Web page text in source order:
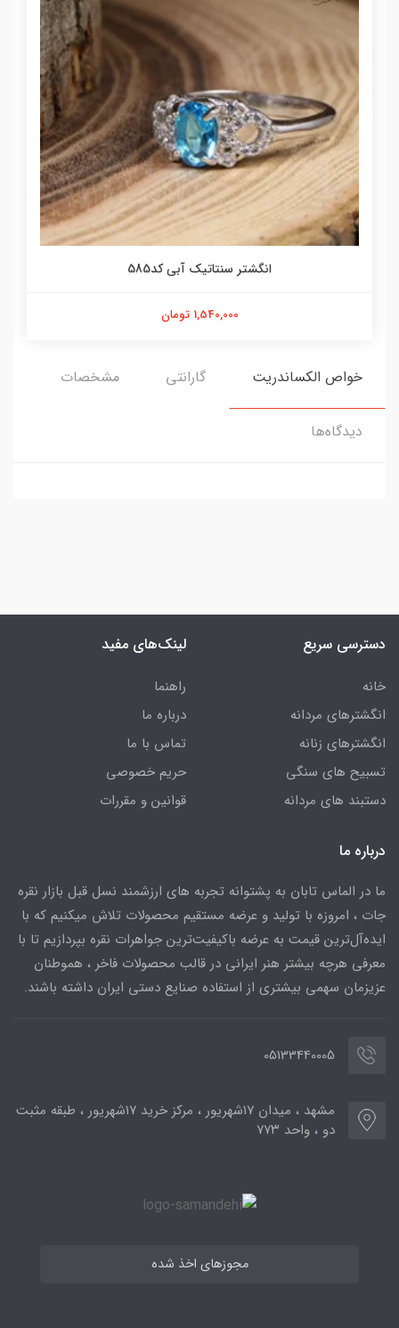
انگشتر سنتاتیک آبی کد585
1,540,000 تومان
خواص الکساندریت گارانتی مشخصات
دیدگاه‌ها
دسترسی سریع
خانه
انگشترهای مردانه
انگشترهای زنانه
تسبیح های سنگی
دستبند های مردانه
لینک‌های مفید
راهنما
درباره ما
تماس با ما
حریم خصوصی
قوانین و مقررات
درباره ما
ما در الماس تابان به پشتوانه تجربه های ارزشمند نسل قبل بازار نقره
جات ، امروزه با تولید و عرضه مستقیم محصولات تلاش میکنیم که با
ایده‌آل‌ترین قیمت به عرضه باکیفیت‌ترین جواهرات نقره بپردازیم تا با
معرفی هرچه بیشتر هنر ایرانی در قالب محصولات فاخر ، هموطنان
عزیزمان سهمی بیشتری از استفاده صنایع دستی ایران داشته باشند.
05133440005
مشهد ، میدان ۱۷شهریور ، مرکز خرید ۱۷شهریور ، طبقه مثبت
دو ، واحد ۷۷۳
مجوزهای اخذ شده